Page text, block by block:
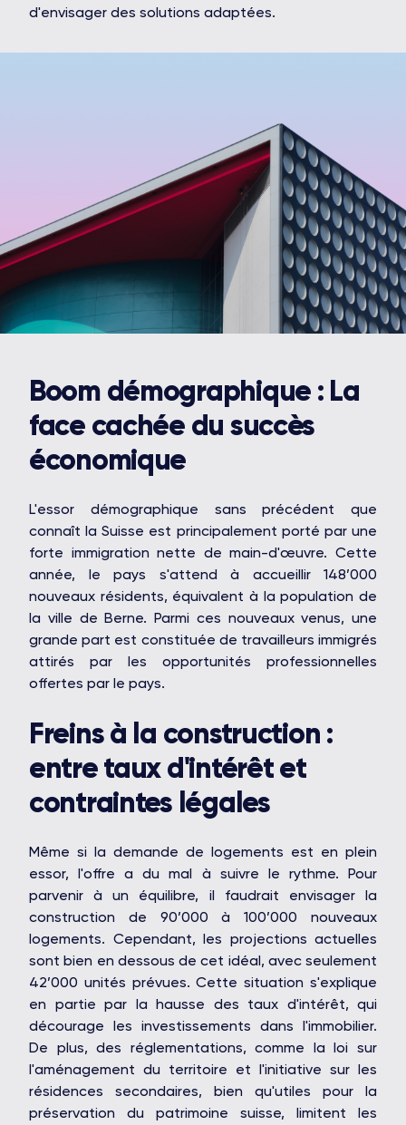
d'envisager des solutions adaptées.
Boom démographique : La
face cachée du succès
économique
L'essor démographique sans précédent que
connaît la Suisse est principalement porté par une
forte immigration nette de main-d'œuvre. Cette
année, le pays s'attend à accueillir 148’000
nouveaux résidents, équivalent à la population de
la ville de Berne. Parmi ces nouveaux venus, une
grande part est constituée de travailleurs immigrés
attirés par les opportunités professionnelles
offertes par le pays.
Freins à la construction :
entre taux d'intérêt et
contraintes légales
Même si la demande de logements est en plein
essor, l'offre a du mal à suivre le rythme. Pour
parvenir à un équilibre, il faudrait envisager la
construction de 90’000 à 100’000 nouveaux
logements. Cependant, les projections actuelles
sont bien en dessous de cet idéal, avec seulement
42’000 unités prévues. Cette situation s'explique
en partie par la hausse des taux d'intérêt, qui
décourage les investissements dans l'immobilier.
De plus, des réglementations, comme la loi sur
l'aménagement du territoire et l'initiative sur les
résidences secondaires, bien qu'utiles pour la
préservation du patrimoine suisse, limitent les